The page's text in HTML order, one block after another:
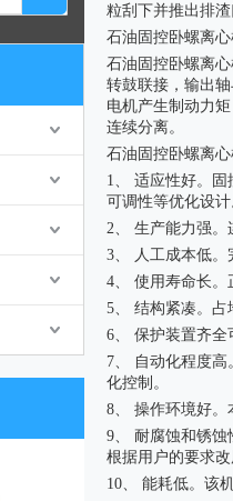
油基泥
粒刮下并推出排
石油固控卧螺离
石油固控卧螺离
转鼓联接，输出
电机产生制动力
连续分离。
石油固控卧螺离
1、 适应性好。
可调性等优化设
2、 生产能力强。
3、 人工成本低。
4、 使用寿命长。
5、 结构紧凑。占
6、 保护装置齐全
7、 自动化程度
化控制。
8、 操作环境好。
9、 耐腐蚀和锈
根据用户的要求改
10、 能耗低。该